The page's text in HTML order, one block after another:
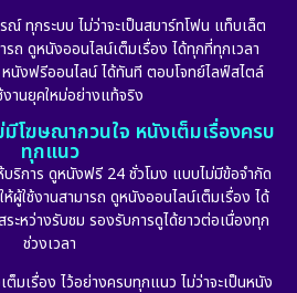
ทุกระบบ ไม่ว่าจะเป็นสมาร์ทโฟน แท็บเล็ต
ถ ดูหนังออนไลน์เต็มเรื่อง ได้ทุกที่ทุกเวลา
นังฟรีออนไลน์ ได้ทันที ตอบโจทย์ไลฟ์สไตล์
งานยุคใหม่อย่างแท้จริง
โฆษณากวนใจ หนังเต็มเรื่องครบ
ทุกแนว
ริการ ดูหนังฟรี 24 ชั่วโมง แบบไม่มีข้อจำกัด
ใช้งานสามารถ ดูหนังออนไลน์เต็มเรื่อง ได้
ะหว่างรับชม รองรับการดูได้ยาวต่อเนื่องทุก
ช่วงเวลา
เรื่อง ไว้อย่างครบทุกแนว ไม่ว่าจะเป็นหนัง